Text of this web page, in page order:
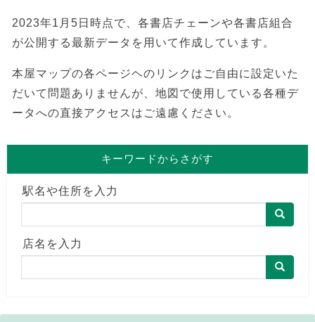
2023年1月5日時点で、各書店チェーンや各書店組合
が公開する最新データを用いて作成しています。
本屋マップの各ページヘのリンクはご自由に設定いた
だいて問題ありませんが、地図で使用している各種デ
ータへの直接アクセスはご遠慮ください。
キーワードからさがす
駅名や住所を入力
店名を入力